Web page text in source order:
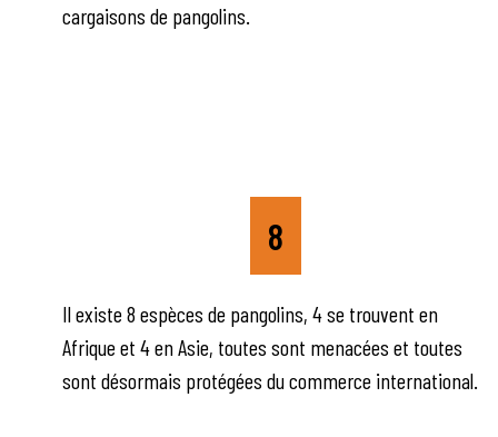
cargaisons de pangolins.
8
Il existe 8 espèces de pangolins, 4 se trouvent en
Afrique et 4 en Asie, toutes sont menacées et toutes
sont désormais protégées du commerce international.